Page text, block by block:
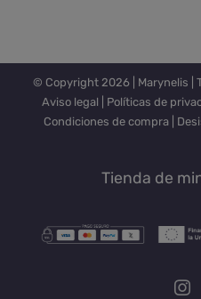
© Copyright 2026 | Marynelis |
Aviso legal
Políticas de
Condiciones de compra|
Tienda de